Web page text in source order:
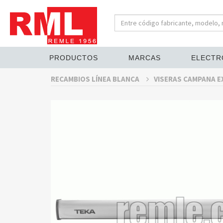
PRODUCTOS MARCAS
RECAMBIOS LÍNEA BLANCA VISERAS CAMPANA